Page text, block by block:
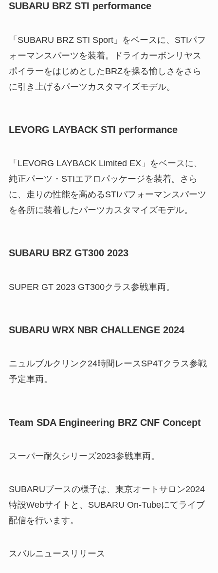
SUBARU BRZ STI performance
「SUBARU BRZ STI Sport」をベースに、STIパフ
ォーマンスパーツを装着。ドライカーボンリヤス
ポイラーをはじめとしたBRZを操る愉しさをさら
に引き上げるパーツカスタマイズモデル。
LEVORG LAYBACK STI performance
「LEVORG LAYBACK Limited EX」をベースに、
純正パーツ・STIエアロパッケージを装着。さら
に、走りの性能を高めるSTIパフォーマンスパーツ
を各所に装着したパーツカスタマイズモデル。
SUBARU BRZ GT300 2023
SUPER GT 2023 GT300クラス参戦車両。
SUBARU WRX NBR CHALLENGE 2024
ニュルブルクリンク24時間レースSP4Tクラス参戦
予定車両。
Team SDA Engineering BRZ CNF Concept
スーパー耐久シリーズ2023参戦車両。
SUBARUブースの様子は、東京オートサロン2024
特設Webサイトと、SUBARU On-Tubeにてライブ
配信を行います。
スバルニュースリリース